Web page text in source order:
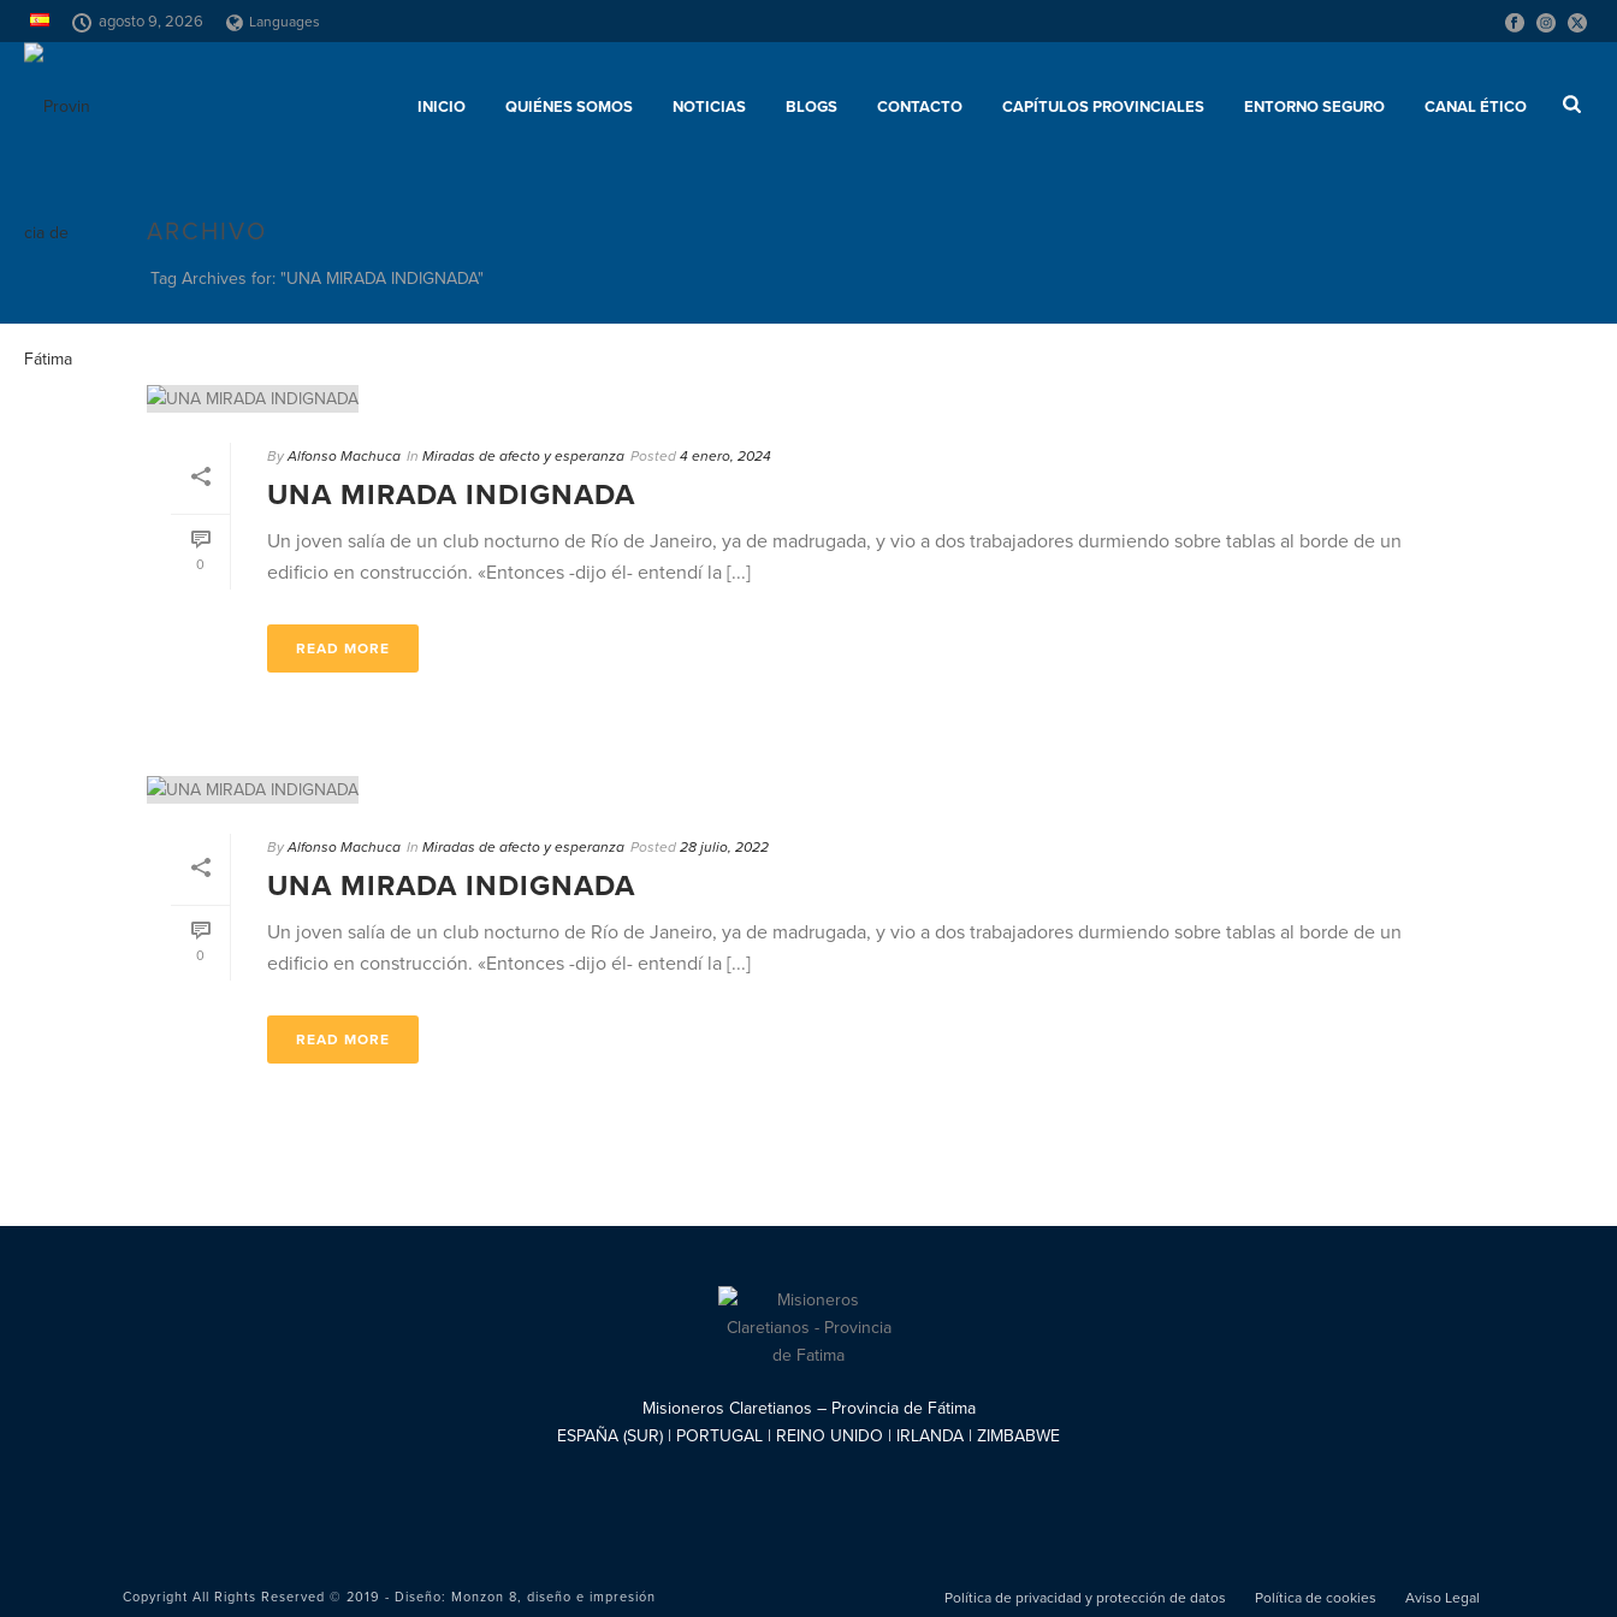
agosto 9, 2026 Languages
INICIO QUIÉNES SOMOS NOTICIAS BLOGS CONTACTO CAPÍTULOS PROVINCIALES ENTORNO SEGURO CANAL ÉTICO
ARCHIVO
Tag Archives for: "UNA MIRADA INDIGNADA"
0
By Alfonso Machuca In Miradas de afecto y esperanza Posted 4 enero, 2024
UNA MIRADA INDIGNADA
Un joven salía de un club nocturno de Río de Janeiro, ya de madrugada, y vio a dos trabajadores durmiendo sobre tablas al borde de un
edificio en construcción. «Entonces -dijo él- entendí la [...]
READ MORE
0
By Alfonso Machuca In Miradas de afecto y esperanza Posted 28 julio, 2022
UNA MIRADA INDIGNADA
Un joven salía de un club nocturno de Río de Janeiro, ya de madrugada, y vio a dos trabajadores durmiendo sobre tablas al borde de un
edificio en construcción. «Entonces -dijo él- entendí la [...]
READ MORE
Misioneros Claretianos – Provincia de Fátima
ESPAÑA (SUR) | PORTUGAL | REINO UNIDO | IRLANDA | ZIMBABWE
Copyright All Rights Reserved © 2019 - Diseño: Monzon 8, diseño e impresión Política de privacidad y protección de datos Política de cookies Aviso Legal